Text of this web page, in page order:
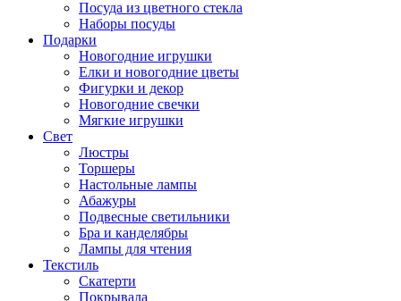
Посуда из цветного стекла
Наборы посуды
Подарки
Новогодние игрушки
Елки и новогодние цветы
Фигурки и декор
Новогодние свечки
Мягкие игрушки
Свет
Люстры
Торшеры
Настольные лампы
Абажуры
Подвесные светильники
Бра и канделябры
Лампы для чтения
Текстиль
Скатерти
Покрывала